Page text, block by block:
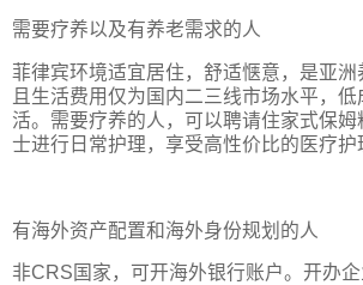
需要疗养以及有养老需求的人
菲律宾环境适宜居住，舒适惬意，是亚洲
且生活费用仅为国内二三线市场水平，
活。需要疗养的人，可以聘请住家式保
士进行日常护理，享受高性价比的医疗护
有海外资产配置和海外身份规划的人
非CRS国家，可开海外银行账户。开办企